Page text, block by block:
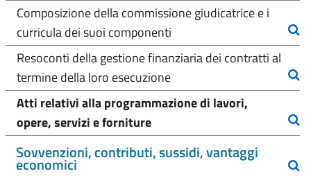
Composizione della commissione giudicatrice e i
curricula dei suoi componenti
Resoconti della gestione finanziaria dei contratti al
termine della loro esecuzione
Atti relativi alla programmazione di lavori,
opere, servizi e forniture
Sovvenzioni, contributi, sussidi, vantaggi
economici